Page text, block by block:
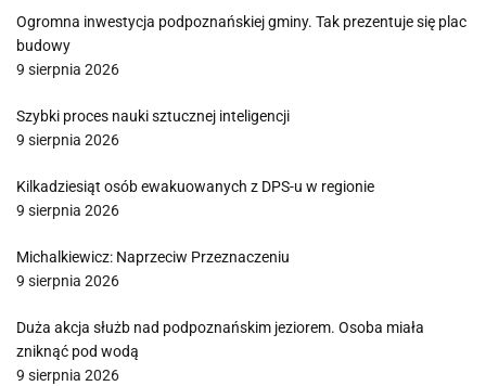
Ogromna inwestycja podpoznańskiej gminy. Tak prezentuje się plac
budowy
9 sierpnia 2026
Szybki proces nauki sztucznej inteligencji
9 sierpnia 2026
Kilkadziesiąt osób ewakuowanych z DPS-u w regionie
9 sierpnia 2026
Michalkiewicz: Naprzeciw Przeznaczeniu
9 sierpnia 2026
Duża akcja służb nad podpoznańskim jeziorem. Osoba miała
zniknąć pod wodą
9 sierpnia 2026